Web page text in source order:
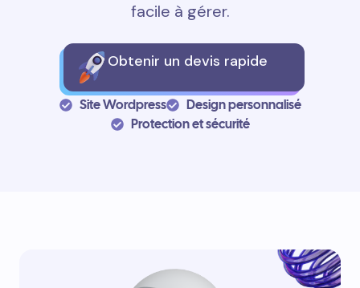
facile à gérer.
Obtenir un devis rapide
Site Wordpress
Design personnalisé
Protection et sécurité